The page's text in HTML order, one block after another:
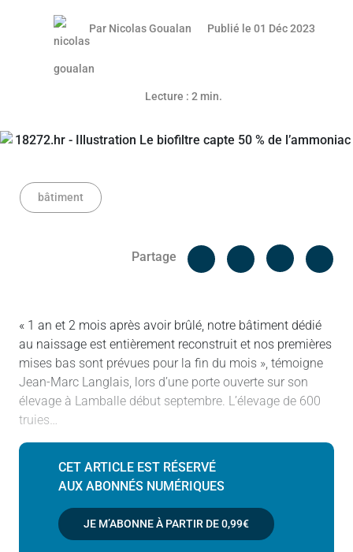
Article réservé aux abonnés
Par Nicolas Goualan Publié le 01 Déc 2023
Lecture : 2 min.
bâtiment
Partage
Facebook
« 1 an et 2 mois après avoir brûlé, notre bâtiment dédié
au naissage est entièrement reconstruit et nos premières
mises bas sont prévues pour la fin du mois », témoigne
Jean-Marc Langlais, lors d’une porte ouverte sur son
élevage à Lamballe début septembre. L’élevage de 600
truies…
CET ARTICLE EST RÉSERVÉ
AUX ABONNÉS NUMÉRIQUES
JE M’ABONNE À PARTIR DE0,99€